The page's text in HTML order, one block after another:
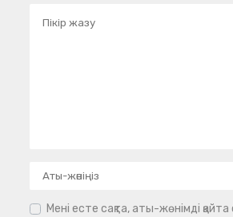
Мені есте сақта, аты-жөнімді